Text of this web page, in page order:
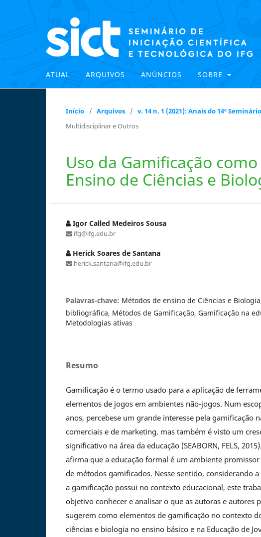
ATUAL ARQUIVOS ANÚNCIOS SOBRE
Início / Arquivos / v. 14 n. 1 (2021): Anais do 14º
Multidisciplinar e Outros
Uso da Gamificação
Ensino de Ciências e
Igor Called Medeiros Sousa
ifg@ifg.edu.br
Herick Soares de Santana
herick.santana@ifg.edu.br
Palavras-chave: Métodos de ensino de Ciências e
bibliográfica, Métodos de Gamificação, Gamificação na
Metodologias ativas
Resumo
Gamificação é o termo usado para a aplicação de
elementos de jogos em ambientes não-jogos. Num
anos, percebese um grande interesse pela gamificação
comerciais e de marketing, mas também é visto um
significativo na área da educação (SEABORN, FELS,
afirma que a educação formal é um ambiente promissor
de métodos gamificados. Nesse sentido, considerando
a gamificação possui no contexto educacional, este
objetivo conhecer e analisar o que as autoras e autores
sugerem como elementos de gamificação no contexto
ciências e biologia no ensino básico e na Educação de